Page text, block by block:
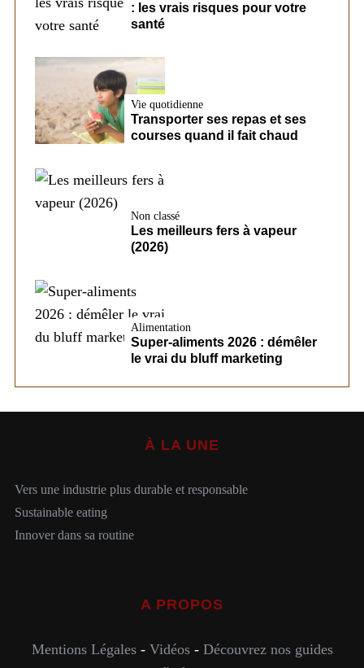
: les vrais risques pour votre
santé
Vie quotidienne
Transporter ses repas et ses
courses quand il fait chaud
Non classé
Les meilleurs fers à vapeur
(2026)
Alimentation
Super-aliments 2026 : démêler
le vrai du bluff marketing
À LA UNE
Vers une industrie plus durable et responsable
Sustainable eating
Innover dans sa routine
A PROPOS
Mentions Légales- Vidéos- Découvrez nos guides